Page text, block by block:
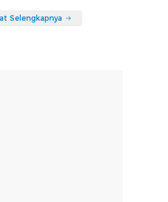
Selengkapnya